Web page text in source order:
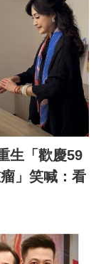
生「歡慶59
」笑喊：看